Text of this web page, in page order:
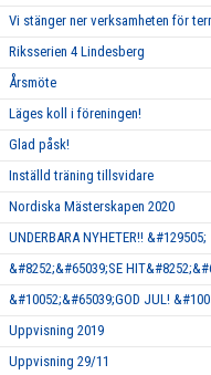
Vi stänger ner verksamheten för
Riksserien 4 Lindesberg
Årsmöte
Läges koll i föreningen!
Glad påsk!
Inställd träning tillsvidare
Nordiska Mästerskapen 2020
UNDERBARA NYHETER!! &#129505;
&#8252;&#65039;SE
&#10052;&#65039;GOD JUL!
Uppvisning 2019
Uppvisning 29/11